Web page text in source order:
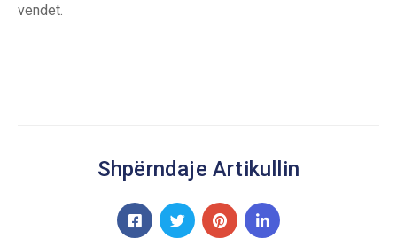
vendet.
Shpërndaje Artikullin